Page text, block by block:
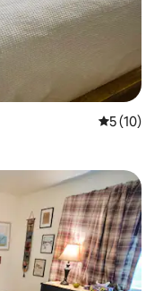
5 de uma
5 (10)